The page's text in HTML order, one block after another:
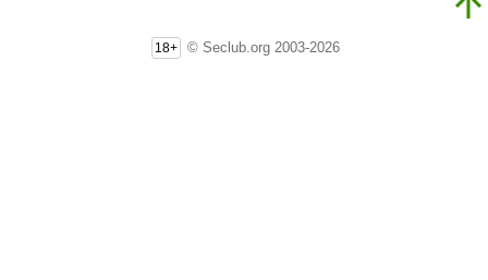
18+ © Seclub.org 2003-2026